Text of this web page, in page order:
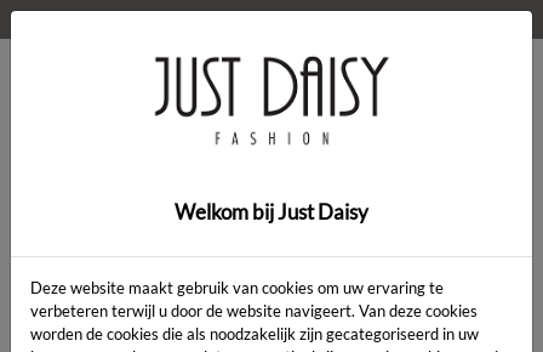
> Kleding
Artikelcode:
Welkom bij Just Daisy
Deze website maakt gebruik van cookies om uw ervaring te
verbeteren terwijl u door de website navigeert. Van deze cookies
worden de cookies die als noodzakelijk zijn gecategoriseerd in uw